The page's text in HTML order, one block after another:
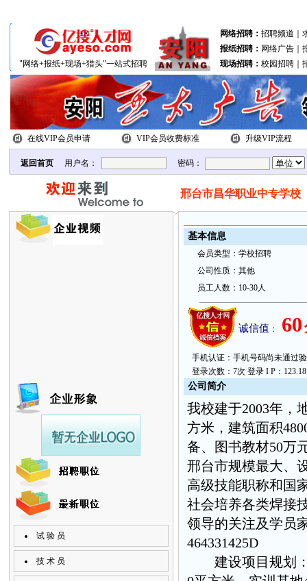
网络招聘： 招聘频道
报纸招聘： 网络广告｜
"网络+报纸+现场+猎头"一站式招聘
现场招聘： 校园招聘｜
在线VIP会员申请 VIP会员收费标准 升级VIP流程
返回首页 用户名： 密码：
邢台市昌华职业中专学校
试 验 员
技 术 员
基本信息
会员类型： 学校招聘
公司性质： 其他
员工人数： 10-30人
诚信值 ： 60
手机认证：手机号码尚未通过
登录次数：7次 登录 I P：
公司简介
我校建于2003年，
方米，建筑面积
备、图书教材50万
邢台市规模最大、
高级技能职称和国
社会培养各类焊接
领导的关注及学员
464331425D
建设项目规划：